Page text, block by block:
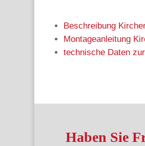
Beschreibung
Montageanleitung
technische Daten
Haben Sie